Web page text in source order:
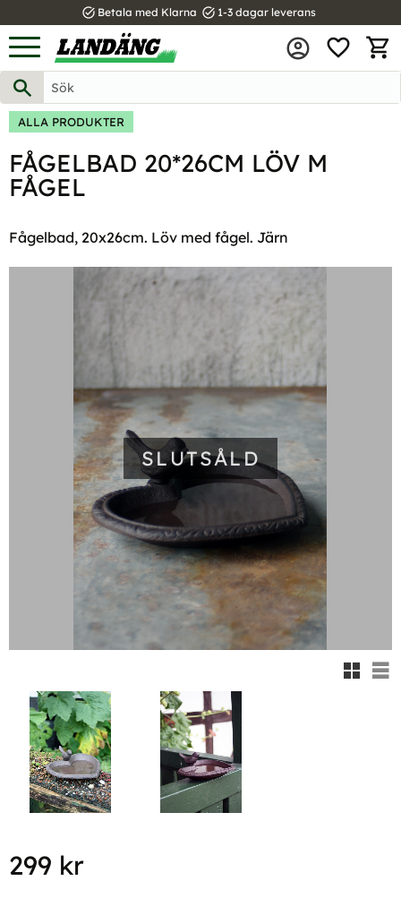
Meny
task_alt Betala med Klarna task_alt 1-3 dagar leverans
ALLA PRODUKTER
FÅGELBAD 20*26CM LÖV M
FÅGEL
Fågelbad, 20x26cm. Löv med fågel. Järn
SLUTSÅLD
299 kr